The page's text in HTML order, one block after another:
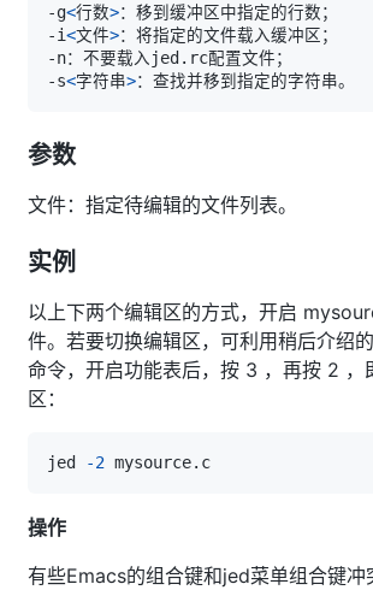
-g<行数>
-i<文件>
-s<字符串>
参数
文件：指定待编辑的文件列表。
实例
以上下两个编辑区的方式，开启
件。若要切换编辑区，可利用稍后介绍
命令，开启功能表后，按 3 ，再按 2 ，
区：
jed -2
操作
有些Emacs的组合键和jed菜单组合键